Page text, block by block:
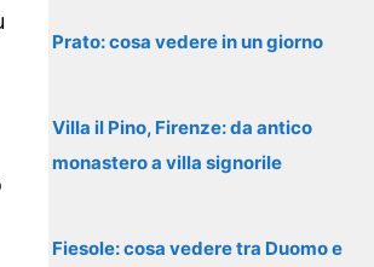
Prato: cosa vedere in un giorno
Villa il Pino, Firenze: da antico
monastero a villa signorile
Fiesole: cosa vedere tra Duomo e